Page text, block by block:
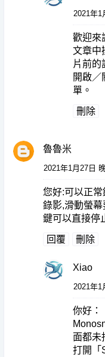
2021年1
歡迎來
文章中
片前的
開啟／
單。
刪除
魯魯米
2021年1月27日
您好:可以正
錄影,滑動螢
鍵可以直接停
回覆 刪除
Xiao
2021年1
你好：
面都未
打開「